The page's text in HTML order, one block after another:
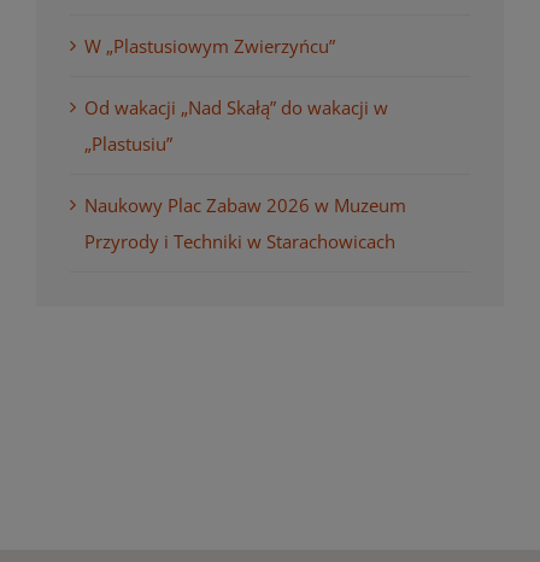
W „Plastusiowym Zwierzyńcu”
Od wakacji „Nad Skałą” do wakacji w
„Plastusiu”
Naukowy Plac Zabaw 2026 w Muzeum
Przyrody i Techniki w Starachowicach